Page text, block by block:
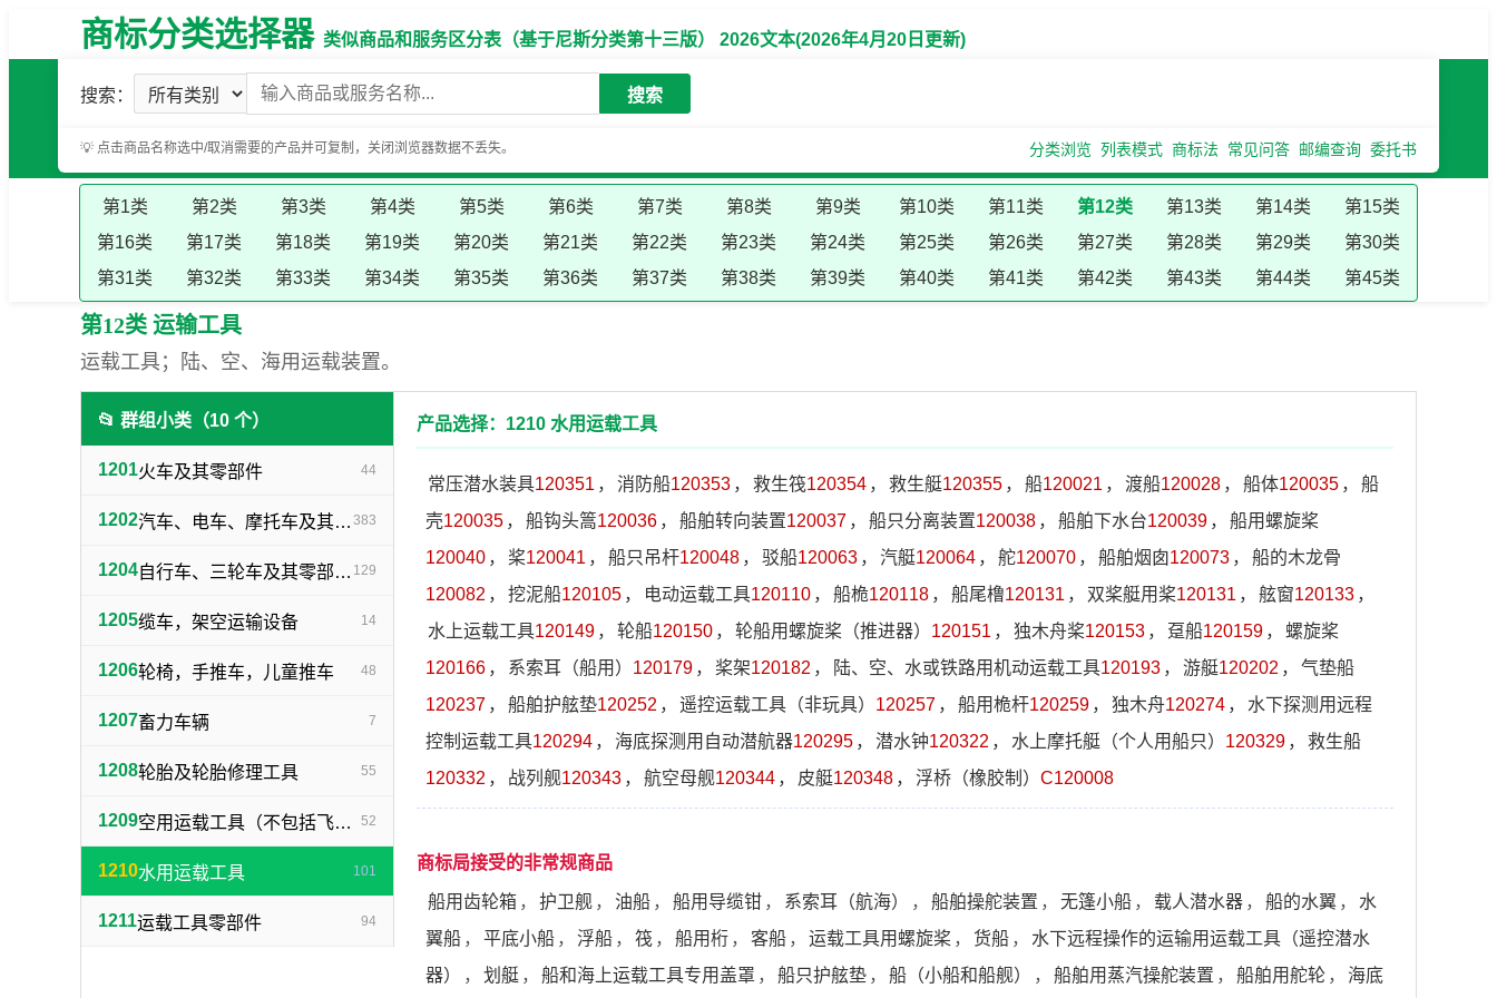
商标分类选择器类似商品和服务区分表（基于尼斯分类第十三版） 2026文本(2026年4月20日更新)
搜索： 搜索
💡 点击商品名称选中/取消需要的产品并可复制，关闭浏览器数据不丢失。 分类浏览 列表模式 商标法 常见问答 邮编查询 委托书
第1类 第2类 第3类 第4类 第5类 第6类 第7类 第8类 第9类 第10类 第11类 第12类 第13类 第14类
第15类
第16类
第17类 第18类 第19类 第20类 第21类 第22类 第23类 第24类 第25类 第26类 第27类 第28类 第29类
第30类
第31类
第32类 第33类 第34类 第35类 第36类 第37类 第38类 第39类 第40类 第41类 第42类 第43类 第44类 第45类
第12类 运输工具
运载工具；陆、空、海用运载装置。
📂 群组小类（10 个）
1201火车及其零部件 44
1202 汽车、电车、摩托车及其零部件（不包括轮胎） 383
1204 自行车、三轮车及其零部件（不包括轮胎） 129
1205缆车，架空运输设备 14
1206轮椅，手推车，儿童推车 48
1207畜力车辆 7
1208轮胎及轮胎修理工具 55
1209 空用运载工具（不包括飞机轮胎） 52
1210水用运载工具 101
1211运载工具零部件 94
产品选择：1210 水用运载工具
常压潜水装具120351 ， 消防船120353 ， 救生筏120354 ， 救生艇120355 ， 船120021 ， 渡船120028 ， 船体120035 ，
船
壳120035 ， 船钩头篙120036 ， 船舶转向装置120037 ， 船只分离装置120038 ， 船舶下水台120039 ，
船用螺旋桨
120040 ， 桨120041 ， 船只吊杆120048 ， 驳船120063 ， 汽艇120064 ， 舵120070 ， 船舶烟囱120073 ，
船的木龙骨
120082 ， 挖泥船120105 ， 电动运载工具120110 ， 船桅120118 ， 船尾橹120131 ， 双桨艇用桨120131 ， 舷窗120133 ，
水上运载工具120149 ， 轮船120150 ， 轮船用螺旋桨（推进器） 120151 ， 独木舟桨120153 ， 趸船120159 ，
螺旋桨
120166 ， 系索耳（船用） 120179 ， 桨架120182 ， 陆、空、水或铁路用机动运载工具120193 ， 游艇120202 ，
气垫船
120237 ， 船舶护舷垫120252 ， 遥控运载工具（非玩具） 120257 ， 船用桅杆120259 ， 独木舟120274 ，
水下探测用远程
控制运载工具120294 ， 海底探测用自动潜航器120295 ， 潜水钟120322 ， 水上摩托艇（个人用船只） 120329 ，
救生船
120332 ， 战列舰120343 ， 航空母舰120344 ， 皮艇120348 ， 浮桥（橡胶制） C120008
商标局接受的非常规商品
船用齿轮箱 ， 护卫舰 ， 油船 ， 船用导缆钳 ， 系索耳（航海） ， 船舶操舵装置 ， 无篷小船 ， 载人潜水器 ， 船的水翼 ，
水
翼船 ， 平底小船 ， 浮船 ， 筏 ， 船用桁 ， 客船 ， 运载工具用螺旋桨 ， 货船 ，
水下远程操作的运输用运载工具（遥控潜水
器）
， 划艇 ， 船和海上运载工具专用盖罩 ， 船只护舷垫 ， 船（小船和船舰） ， 船舶用蒸汽操舵装置 ， 船舶用舵轮 ， 海底